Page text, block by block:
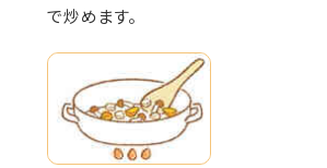
で炒めます。